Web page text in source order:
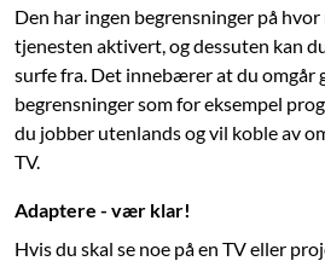
Den har ingen begrensninger på
tjenesten aktivert, og dessuten kan
surfe fra. Det innebærer at du omgår
begrensninger som for eksempel
du jobber utenlands og vil koble av
TV.
Adaptere - vær klar!
Hvis du skal se noe på en TV eller